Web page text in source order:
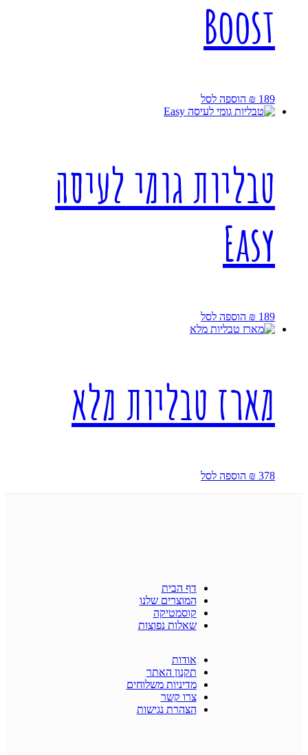
Boost
189
₪ הוספה לסל
טבליות גומי לעיסה
Easy
189
₪ הוספה לסל
מארז טבליות מלא
378
₪ הוספה לסל
דף הבית
המוצרים שלנו
קוסמטיקה
שאלות נפוצות
אודות
תקנון האתר
מדיניות משלוחים
צרו קשר
הצהרת נגישות